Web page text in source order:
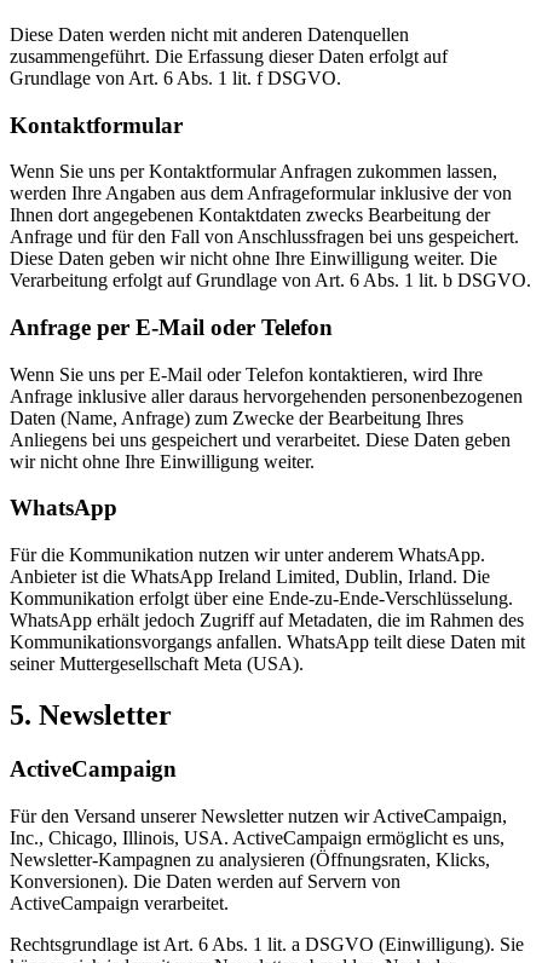
Diese Daten werden nicht mit anderen Datenquellen
zusammengeführt. Die Erfassung dieser Daten erfolgt auf
Grundlage von Art. 6 Abs. 1 lit. f DSGVO.
Kontaktformular
Wenn Sie uns per Kontaktformular Anfragen zukommen lassen,
werden Ihre Angaben aus dem Anfrageformular inklusive der von
Ihnen dort angegebenen Kontaktdaten zwecks Bearbeitung der
Anfrage und für den Fall von Anschlussfragen bei uns gespeichert.
Diese Daten geben wir nicht ohne Ihre Einwilligung weiter. Die
Verarbeitung erfolgt auf Grundlage von Art. 6 Abs. 1 lit. b DSGVO.
Anfrage per E-Mail oder Telefon
Wenn Sie uns per E-Mail oder Telefon kontaktieren, wird Ihre
Anfrage inklusive aller daraus hervorgehenden personenbezogenen
Daten (Name, Anfrage) zum Zwecke der Bearbeitung Ihres
Anliegens bei uns gespeichert und verarbeitet. Diese Daten geben
wir nicht ohne Ihre Einwilligung weiter.
WhatsApp
Für die Kommunikation nutzen wir unter anderem WhatsApp.
Anbieter ist die WhatsApp Ireland Limited, Dublin, Irland. Die
Kommunikation erfolgt über eine Ende-zu-Ende-Verschlüsselung.
WhatsApp erhält jedoch Zugriff auf Metadaten, die im Rahmen des
Kommunikationsvorgangs anfallen. WhatsApp teilt diese Daten mit
seiner Muttergesellschaft Meta (USA).
5. Newsletter
ActiveCampaign
Für den Versand unserer Newsletter nutzen wir ActiveCampaign,
Inc., Chicago, Illinois, USA. ActiveCampaign ermöglicht es uns,
Newsletter-Kampagnen zu analysieren (Öffnungsraten, Klicks,
Konversionen). Die Daten werden auf Servern von
ActiveCampaign verarbeitet.
Rechtsgrundlage ist Art. 6 Abs. 1 lit. a DSGVO (Einwilligung). Sie